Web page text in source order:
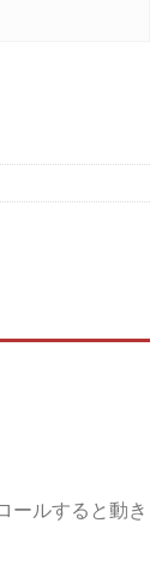
個
ールすると動き